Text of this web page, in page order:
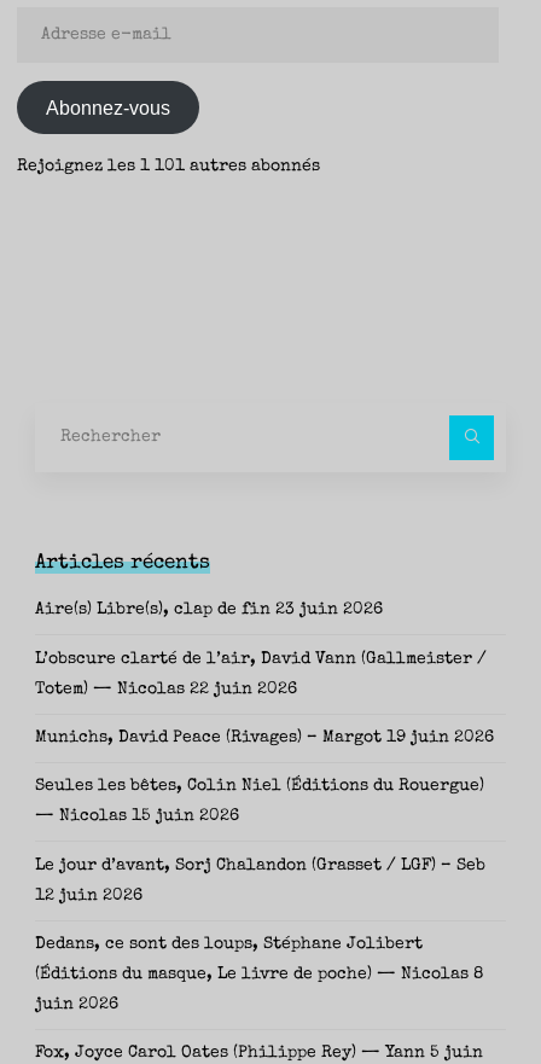
mail
Abonnez-vous
Rejoignez les 1 101 autres abonnés
Articles récents
Aire(s) Libre(s), clap de fin 23 juin 2026
L’obscure clarté de l’air, David Vann (Gallmeister /
Totem) — Nicolas 22 juin 2026
Munichs, David Peace (Rivages) – Margot 19 juin 2026
Seules les bêtes, Colin Niel (Éditions du Rouergue)
— Nicolas 15 juin 2026
Le jour d’avant, Sorj Chalandon (Grasset / LGF) – Seb
12 juin 2026
Dedans, ce sont des loups, Stéphane Jolibert
(Éditions du masque, Le livre de poche) — Nicolas 8
juin 2026
Fox, Joyce Carol Oates (Philippe Rey) — Yann 5 juin